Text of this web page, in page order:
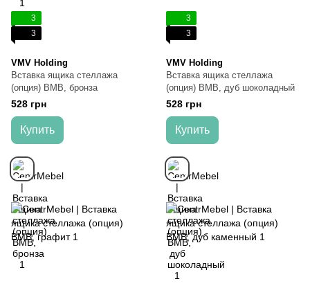
3
3
VMV Holding
Вставка ящика стеллажа
(опция) ВМВ, бронза
528 грн
Купить
3
3
VMV Holding
Вставка ящика стеллажа
(опция) ВМВ, дуб шоколадный
528 грн
Купить